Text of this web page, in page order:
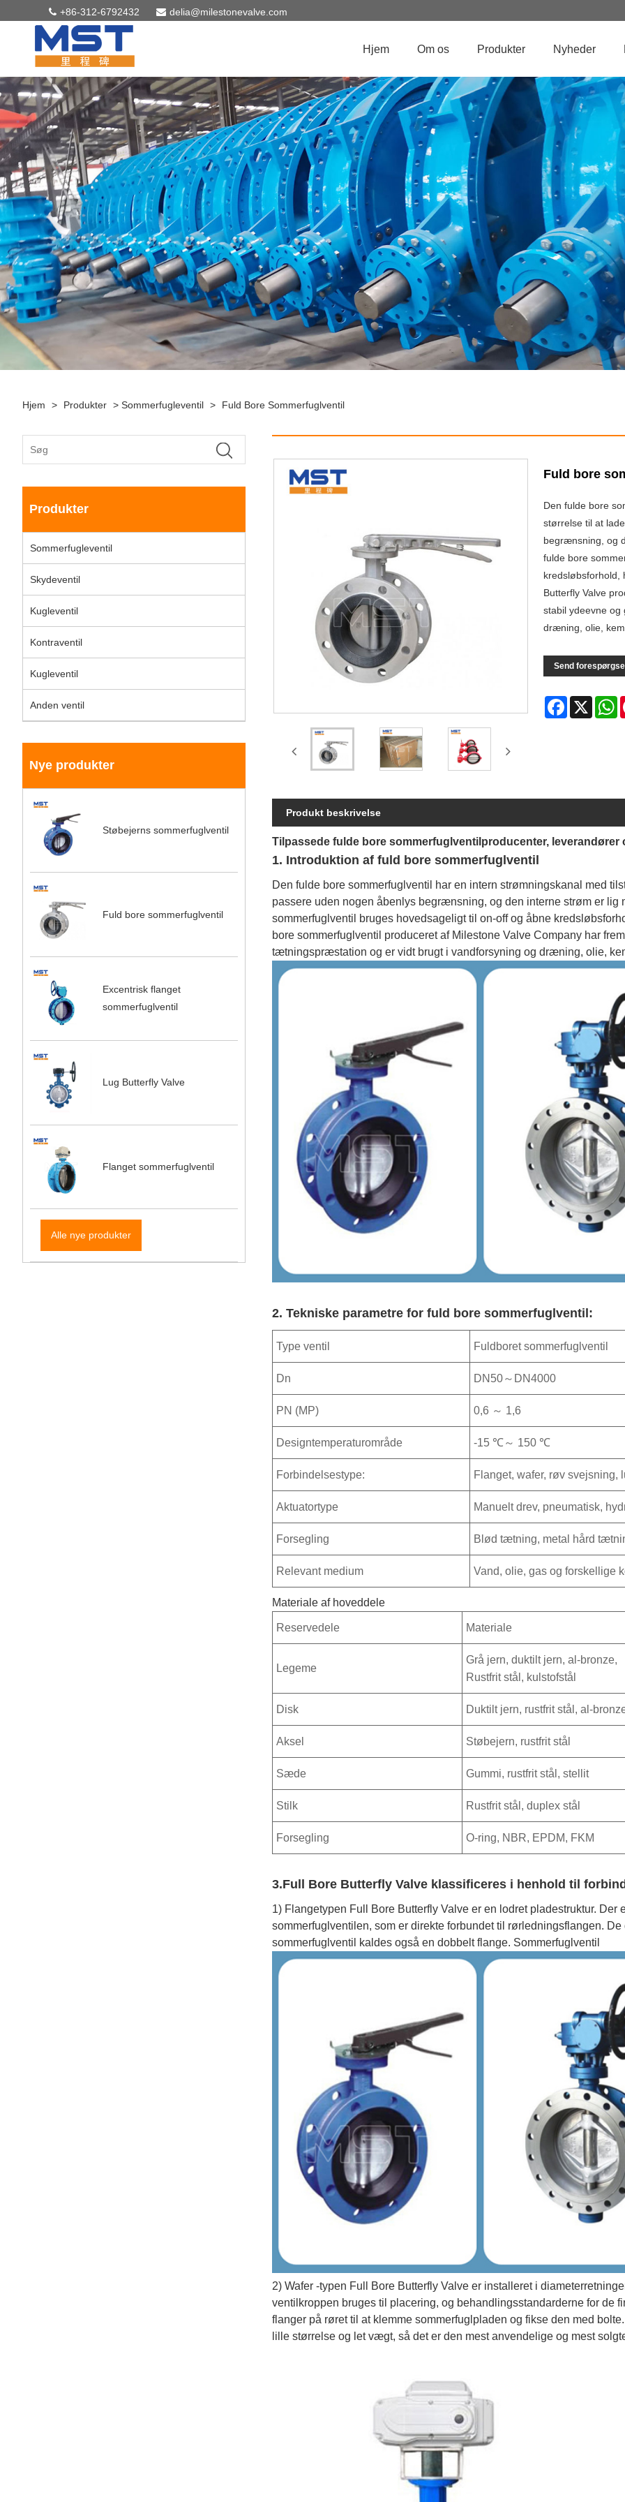
+86-312-6792432 delia@milestonevalve.com
Hjem Om os Produkter Nyheder
Hjem > Produkter > Sommerfugleventil > Fuld Bore Sommerfuglventil
Produkter
Sommerfugleventil
Skydeventil
Kugleventil
Kontraventil
Kugleventil
Anden ventil
Nye produkter
Støbejerns sommerfuglventil
Fuld bore sommerfuglventil
Excentrisk flanget
sommerfuglventil
Lug Butterfly Valve
Flanget sommerfuglventil
Alle nye produkter
Fuld bore
Den fulde bore
størrelse til at
begrænsning, og
fulde bore
kredsløbsforhold,
Butterfly Valve
stabil ydeevne
dræning, olie,
Send forespørgsel
Facebook
X
Produkt beskrivelse
Tilpassede fulde bore sommerfuglventilproducenter, leverandører
1. Introduktion af fuld bore sommerfuglventil
Den fulde bore sommerfuglventil har en intern strømningskanal med
passere uden nogen åbenlys begrænsning, og den interne strøm er lig
sommerfuglventil bruges hovedsageligt til on-off og åbne
bore sommerfuglventil produceret af Milestone Valve Company har
tætningspræstation og er vidt brugt i vandforsyning og dræning, olie,
2. Tekniske parametre for fuld bore sommerfuglventil:
Type ventil Fuldboret sommerfuglventil
Dn DN50～DN4000
PN (MP) 0,6 ～ 1,6
Designtemperaturområde -15 ℃～ 150 ℃
Forbindelsestype: Flanget, wafer, røv svejsning,
Aktuatortype Manuelt drev, pneumatisk,
Forsegling Blød tætning, metal hård
Relevant medium Vand, olie, gas og forskellige
Materiale af hoveddele
Reservedele Materiale
Legeme
Grå jern, duktilt jern, al-bronze,
Rustfrit stål, kulstofstål
Disk Duktilt jern, rustfrit stål, al-
Aksel Støbejern, rustfrit stål
Sæde Gummi, rustfrit stål, stellit
Stilk Rustfrit stål, duplex stål
Forsegling O-ring, NBR, EPDM, FKM
3.Full Bore Butterfly Valve klassificeres i henhold til
1) Flangetypen Full Bore Butterfly Valve er en lodret pladestruktur. Der
sommerfuglventilen, som er direkte forbundet til rørledningsflangen.
sommerfuglventil kaldes også en dobbelt flange. Sommerfuglventil
2) Wafer -typen Full Bore Butterfly Valve er installeret i
ventilkroppen bruges til placering, og behandlingsstandarderne for de
flanger på røret til at klemme sommerfuglpladen og fikse den med
lille størrelse og let vægt, så det er den mest anvendelige og mest